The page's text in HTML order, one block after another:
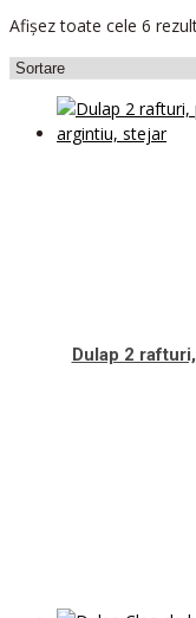
Afișez toate cele 6
Dulap 2